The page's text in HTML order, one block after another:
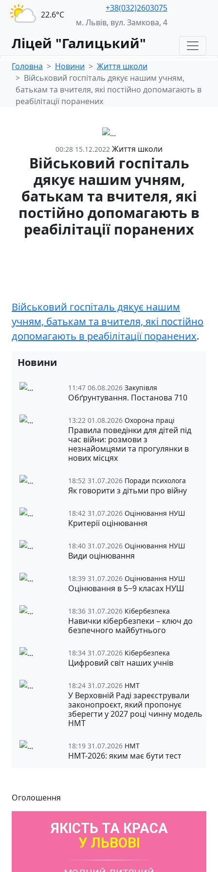
22.6°С
+38(032)2603075
м. Львів, вул. Замкова, 4
Ліцей "Галицький"
Головна Новини
Життя школи
Військовий госпіталь дякує нашим учням,
батькам та вчителя, які постійно допомагають в
реабілітації поранених
00:28 15.12.2022 Життя школи
Військовий госпіталь
дякує нашим учням,
батькам та вчителя, які
постійно допомагають в
реабілітації поранених
Військовий госпіталь дякує нашим
учням, батькам та вчителя, які постійно
допомагають в реабілітації поранених.
Новини
11:47 06.08.2026 Закупівля
Обґрунтування. Постанова 710
13:22 01.08.2026 Охорона праці
Правила поведінки для дітей під
час війни: розмови з
незнайомцями та прогулянки в
нових місцях
18:52 31.07.2026 Поради психолога
Як говорити з дітьми про війну
18:42 31.07.2026 Оцінювання НУШ
Критерії оцінювання
18:40 31.07.2026 Оцінювання НУШ
Види оцінювання
18:39 31.07.2026 Оцінювання НУШ
Оцінювання в 5‒9 класах НУШ
18:36 31.07.2026 Кібербезпека
Навички кібербезпеки – ключ до
безпечного майбутнього
18:34 31.07.2026 Кібербезпека
Цифровий світ наших учнів
18:24 31.07.2026 НМТ
У Верховній Раді зареєстрували
законопроєкт, який пропонує
зберегти у 2027 році чинну модель
НМТ
18:19 31.07.2026 НМТ
НМТ-2026: яким має бути тест
Оголошення
ЯКІСТЬ ТА КРАСА
У ЛЬВОВІ